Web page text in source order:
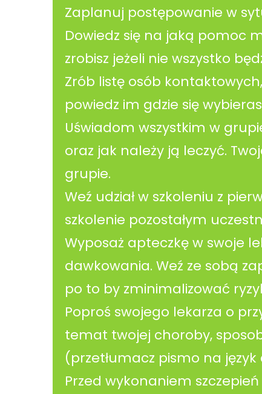
Zaplanuj postępowanie w
Dowiedz się na jaką pomoc
zrobisz jeżeli nie wszystko
Zrób listę osób
powiedz im gdzie się
Uświadom wszystkim w
oraz jak należy ją leczyć.
grupie.
Weź udział w szkoleniu z
szkolenie pozostałym
Wyposaż apteczkę w swoje
dawkowania. Weź ze sobą
po to by zminimalizować
Poproś swojego lekarza o
temat twojej choroby,
(przetłumacz pismo na
Przed wykonaniem